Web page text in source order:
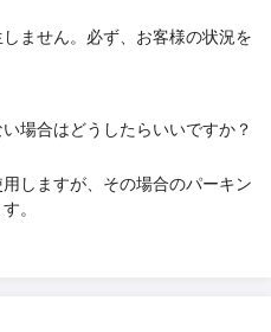
ません。必ず、お客様の状況を
場合はどうしたらいいですか？
しますが、その場合のパーキン
。